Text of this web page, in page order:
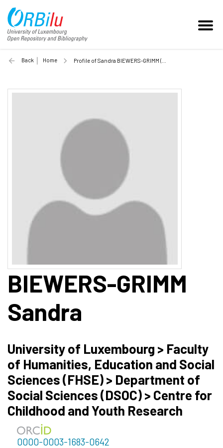
Back Home Profile of Sandra BIEWERS-GRIMM (Unilu)
BIEWERS-GRIMM
Sandra
University of Luxembourg > Faculty
of Humanities, Education and Social
Sciences (FHSE) > Department of
Social Sciences (DSOC) > Centre for
Childhood and Youth Research
0000-0003-1683-0642